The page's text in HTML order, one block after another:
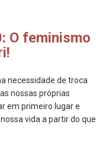
O feminismo
necessidade de troca
nossas próprias
em primeiro lugar e
vida a partir do que